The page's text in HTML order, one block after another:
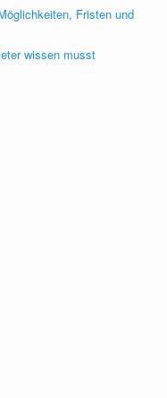
Fristen und
wissen musst